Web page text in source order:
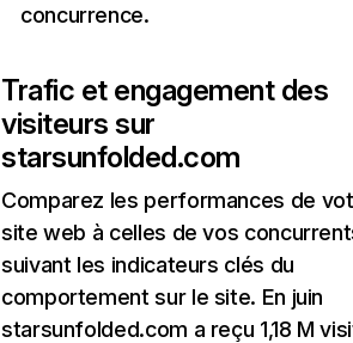
concurrence.
Trafic et engagement des
visiteurs sur
starsunfolded.com
Comparez les performances de
site web à celles de vos
suivant les indicateurs clés du
comportement sur le site. En juin
starsunfolded.com a reçu 1,18 M